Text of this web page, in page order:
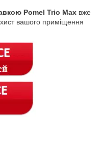
Pomel Trio Max вже
вашого приміщення